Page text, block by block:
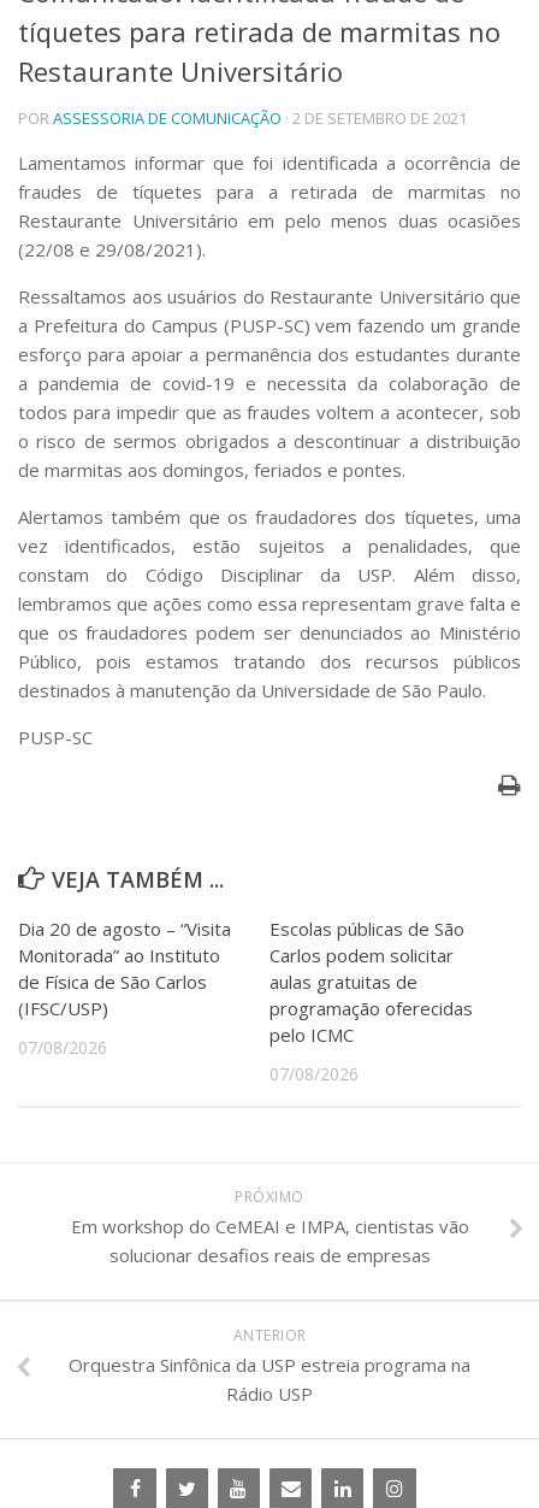
Telefones e Mapas
Pessoas
Ensino
Graduação
Educação a distância
Cursos de Extensão
Pesquisa e Inovação
Linhas de Pesquisa
Centros, Núcleos e Projetos em Rede
Pós-doutorado
Iniciação Científica
Transferência de Tecnologia
Empresas Juniores
Extensão à Comunidade
Projetos, Programas e Cursos
Museus e Espaços Interativos
Serviços
Bibliotecas
Apoio ao Estudante
Segurança, Trânsito e Prevenção
RH, Administrativo e Financeiro
Outros serviços
tíquetes para retirada de marmitas no
Restaurante Universitário
PORASSESSORIA DE COMUNICAÇÃO · 2 DE SETEMBRO DE 2021
Lamentamos informar que foi identificada a ocorrência de
fraudes de tíquetes para a retirada de marmitas no
Restaurante Universitário em pelo menos duas ocasiões
(22/08 e 29/08/2021).
Ressaltamos aos usuários do Restaurante Universitário que
a Prefeitura do Campus (PUSP-SC) vem fazendo um grande
esforço para apoiar a permanência dos estudantes durante
a pandemia de covid-19 e necessita da colaboração de
todos para impedir que as fraudes voltem a acontecer, sob
o risco de sermos obrigados a descontinuar a distribuição
de marmitas aos domingos, feriados e pontes.
Alertamos também que os fraudadores dos tíquetes, uma
vez identificados, estão sujeitos a penalidades, que
constam do Código Disciplinar da USP. Além disso,
lembramos que ações como essa representam grave falta e
que os fraudadores podem ser denunciados ao Ministério
Público, pois estamos tratando dos recursos públicos
destinados à manutenção da Universidade de São Paulo.
PUSP-SC
VEJA TAMBÉM ...
Dia 20 de agosto – “Visita
Monitorada” ao Instituto
de Física de São Carlos
(IFSC/USP)
07/08/2026
Escolas públicas de São
Carlos podem solicitar
aulas gratuitas de
programação oferecidas
pelo ICMC
07/08/2026
PRÓXIMO
Em workshop do CeMEAI e IMPA, cientistas vão
solucionar desafios reais de empresas
ANTERIOR
Orquestra Sinfônica da USP estreia programa na
Rádio USP